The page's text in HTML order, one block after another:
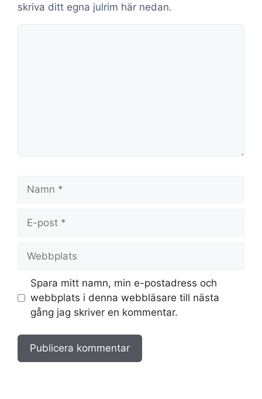
skriva ditt egna julrim här nedan.
Kommentar
post
Spara mitt namn, min e-postadress och
webbplats i denna webbläsare till nästa
gång jag skriver en kommentar.